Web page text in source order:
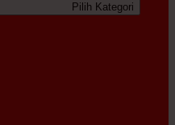
Pilih Kategori